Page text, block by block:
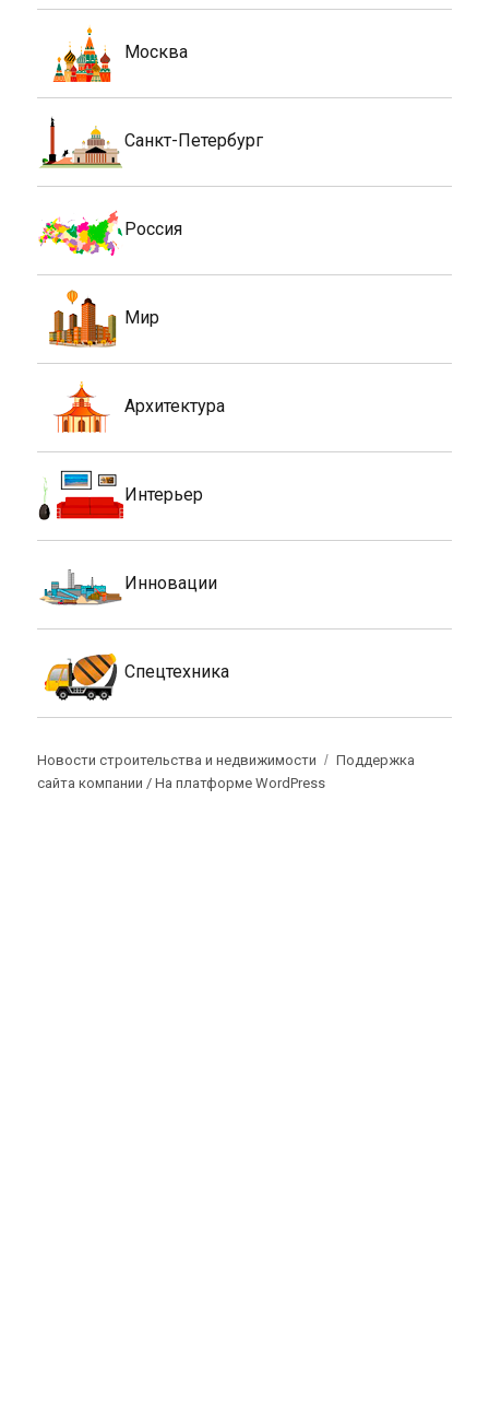
Москва
Санкт-Петербург
Россия
Мир
Архитектура
Интерьер
Инновации
Спецтехника
Новости строительства и недвижимости
Поддержка
сайта компании /На платформе WordPress